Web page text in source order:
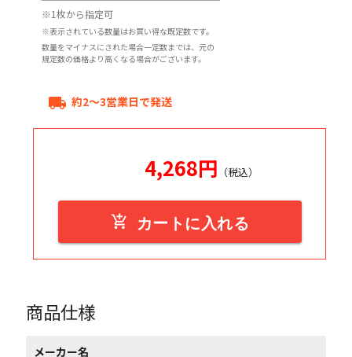
※1枚から指定可
※表示されている数量はお買い得な既定数です。
数量をマイナスにされた場合一定数までは、元の
規定数の価格より高くなる場合がございます。
local_shipping 約2～3営業日で発送
4,268円 （税込）
add_shopping_cart カートに入れる
商品仕様
メーカー名